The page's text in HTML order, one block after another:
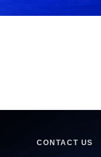
CONTACT US